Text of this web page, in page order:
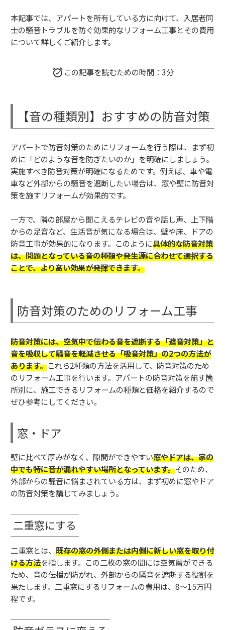
本記事では、アパートを所有している方に向けて、入居者同
士の騒音トラブルを防ぐ効果的なリフォーム工事とその費用
について詳しくご紹介します。
この記事を読むための時間：3分
【音の種類別】おすすめの防音対策
アパートで防音対策のためにリフォームを行う際は、まず初
めに「どのような音を防ぎたいのか」を明確にしましょう。
実施すべき防音対策が明確になるためです。例えば、車や電
車など外部からの騒音を遮断したい場合は、窓や壁に防音対
策を施すリフォームが効果的です。
一方で、隣の部屋から聞こえるテレビの音や話し声、上下階
からの足音など、生活音が気になる場合は、壁や床、ドアの
防音工事が効果的になります。このように具体的な防音対策
は、問題となっている音の種類や発生源に合わせて選択する
ことで、より高い効果が発揮できます。
防音対策のためのリフォーム工事
防音対策には、空気中で伝わる音を遮断する「遮音対策」と
音を吸収して騒音を軽減させる「吸音対策」の2つの方法が
あります。これら2種類の方法を活用して、防音対策のため
のリフォーム工事を行います。アパートの防音対策を施す箇
所別に、施工できるリフォームの種類と価格を紹介するので
ぜひ参考にしてください。
窓・ドア
壁に比べて厚みがなく、隙間ができやすい窓やドアは、家の
中でも特に音が漏れやすい場所となっています。そのため、
外部からの騒音に悩まされている方は、まず初めに窓やドア
の防音対策を講じてみましょう。
二重窓にする
二重窓とは、 既存の窓の外側または内側に新しい窓を取り付
ける方法を指します。この二枚の窓の間には空気層ができる
ため、音の伝播が防がれ、外部からの騒音を遮断する役割を
果たします。二重窓にするリフォームの費用は、8〜15万円
程です。